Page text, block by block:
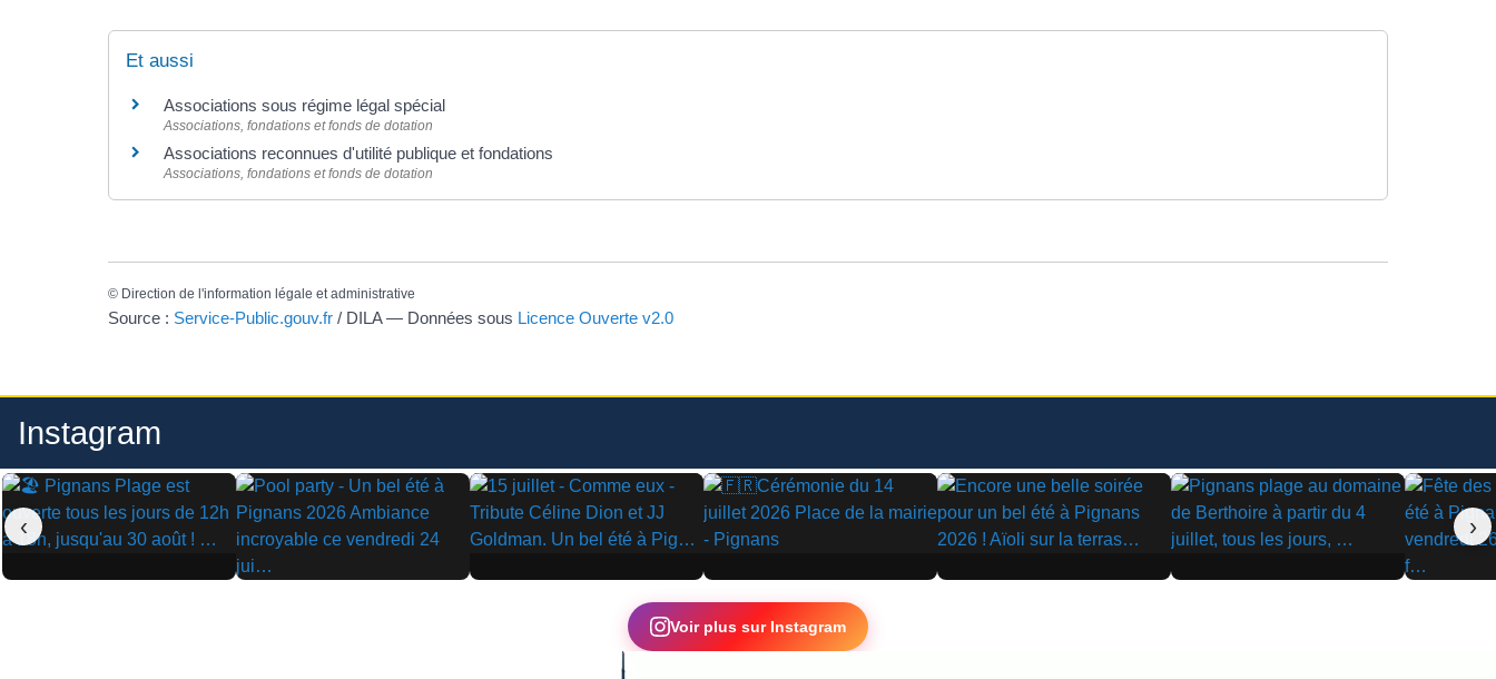
Et aussi
Associations sous régime légal spécial
Associations, fondations et fonds de dotation
Associations reconnues d'utilité publique et fondations
Associations, fondations et fonds de dotation
© Direction de l'information légale et administrative
Source : Service-Public.gouv.fr / DILA — Données sous Licence Ouverte v2.0
Instagram
▶
▶
▶ ▶ ▶ ▶
▶
‹ ›
Voir plus sur Instagram